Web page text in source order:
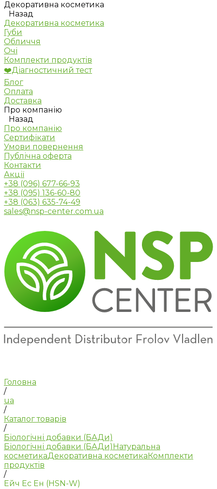
Декоративна косметика
Назад
Декоративна косметика
Губи
Обличчя
Очі
Комплекти продуктів
❤️Діагностичний тест
Блог
Оплата
Доставка
Про компанію
Назад
Про компанію
Сертифікати
Умови повернення
Публічна оферта
Контакти
Акції
+38 (096) 677-66-93
+38 (095) 136-60-80
+38 (063) 635-74-49
sales@nsp-center.com.ua
Головна
/
ua
/
Каталог товарів
/
Біологічні добавки (БАДи)
Біологічні добавки (БАДи) Натуральна
косметикаДекоративна косметика Комплекти
продуктів
/
Ейч Ес Ен (HSN-W)